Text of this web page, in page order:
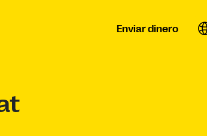
Enviar dinero